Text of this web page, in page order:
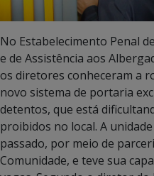
No Estabelecimento Penal
e de Assistência aos
os diretores conheceram a
novo sistema de portaria
detentos, que está
proibidos no local. A
passado, por meio de
Comunidade, e teve sua